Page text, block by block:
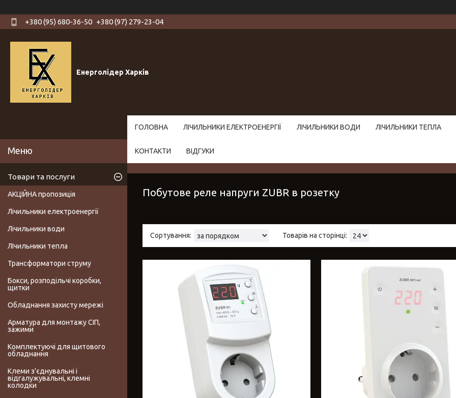
+380 (95) 680-36-50 +380 (97) 279-23-04
Енерголідер Харків
ГОЛОВНА ЛІЧИЛЬНИКИ ЕЛЕКТРОЕНЕРГІЇ ЛІЧИЛЬНИКИ ВОДИ ЛІЧИЛЬНИКИ ТЕПЛА
КОНТАКТИ ВІДГУКИ
Побутове реле напруги ZUBR в розетку
Товари та послуги
АКЦІЙНА пропозиція
Лічильники електроенергії
Лічильники води
ЛІчильники тепла
Трансформатори струму
Бокси, розподільчі коробки,
щитки
Обладнання захисту мережі
Арматура для монтажу СІП,
зажими
Комплектуючі для щитового
обладнання
Клеми з'єднувальні і
відгалужувальні, клемні
колодки